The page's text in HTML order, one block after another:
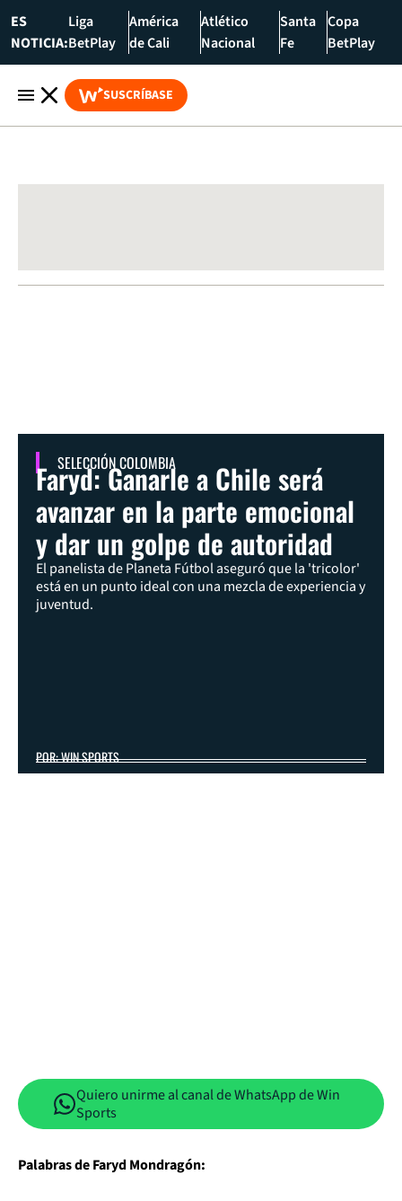
ES
NOTICIA:
Liga
BetPlay
América
de Cali
Atlético
Nacional
Santa
Fe
Copa
BetPlay
SUSCRÍBASE
SELECCIÓN COLOMBIA
Faryd: Ganarle a Chile será
avanzar en la parte emocional
y dar un golpe de autoridad
El panelista de Planeta Fútbol aseguró que la 'tricolor'
está en un punto ideal con una mezcla de experiencia y
juventud.
POR: WIN SPORTS
Quiero unirme al canal de WhatsApp de Win
Sports
Palabras de Faryd Mondragón: